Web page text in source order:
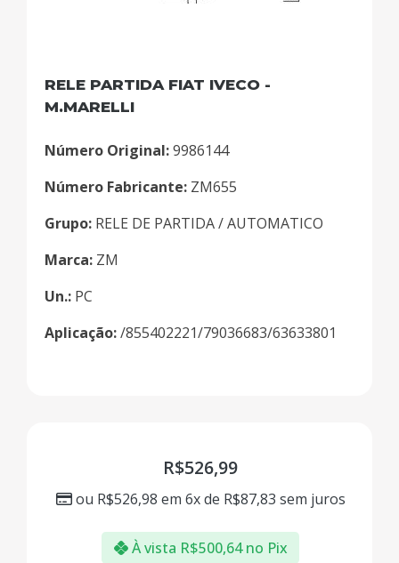
RELE PARTIDA FIAT IVECO -
M.MARELLI
Número Original:9986144
Número Fabricante: ZM655
Grupo: RELE DE PARTIDA / AUTOMATICO
Marca: ZM
Un.: PC
Aplicação:/855402221/79036683/63633801
R$526,99
ou R$526,98 em 6x de R$87,83 sem juros
À vista R$500,64 no Pix